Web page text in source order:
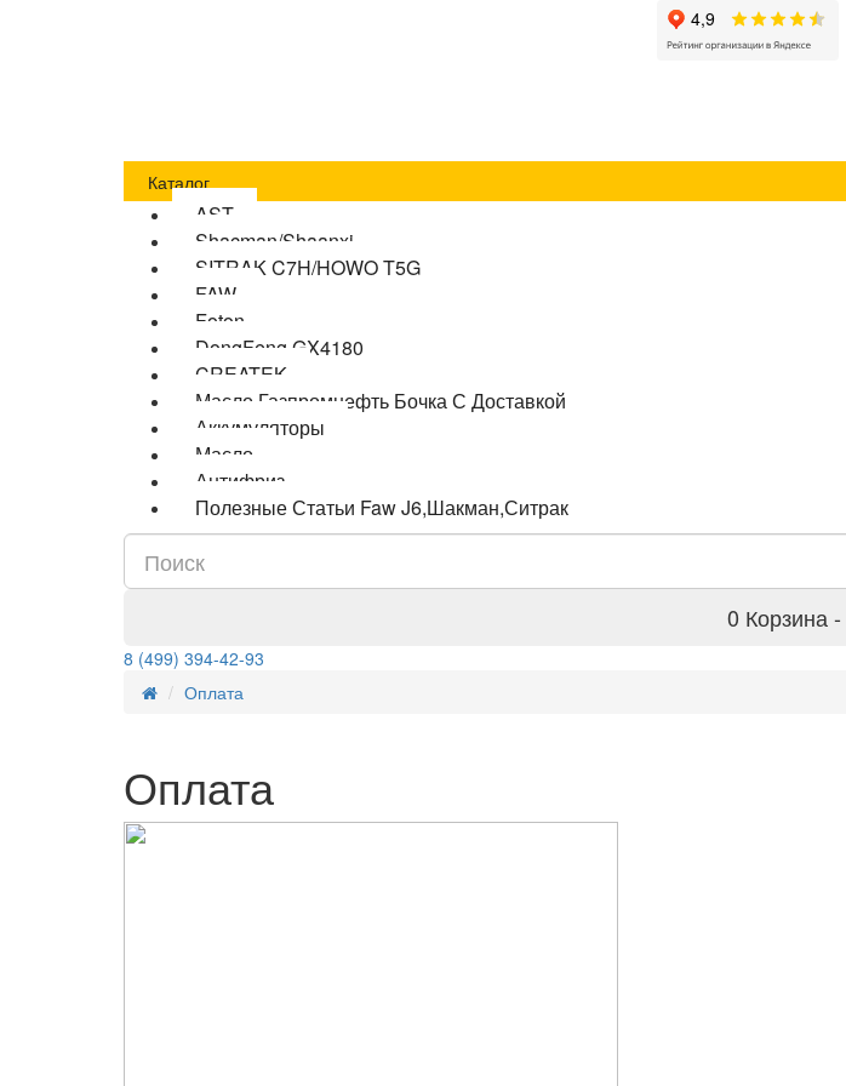
Каталог
AST
Shacman/Shaanxi
SITRAK C7H/HOWO T5G
FAW
Foton
DongFeng GX4180
CREATEK
Масло Газпромнефть Бочка С Доставкой
Аккумуляторы
Масло
Антифриз
Полезные Статьи Faw J6,Шакман,Ситрак
0 Корзина -
8 (499) 394-42-93
Оплата
Оплата